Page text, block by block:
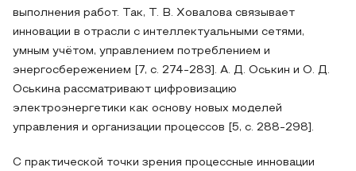
выполнения работ. Так, Т. В. Ховалова связывает
инновации в отрасли с интеллектуальными сетями,
умным учётом, управлением потреблением и
энергосбережением [7, с. 274-283]. А. Д. Оськин и О. Д.
Оськина рассматривают цифровизацию
электроэнергетики как основу новых моделей
управления и организации процессов [5, с. 288-298].
С практической точки зрения процессные инновации